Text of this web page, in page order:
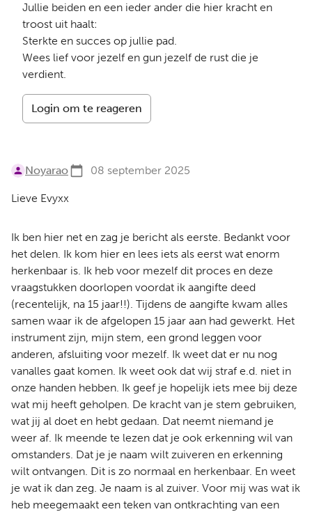
Jullie beiden en een ieder ander die hier kracht en
troost uit haalt:
Sterkte en succes op jullie pad.
Wees lief voor jezelf en gun jezelf de rust die je
verdient.
Login om te reageren
Noyarao 08 september 2025
Lieve Evyxx
Ik ben hier net en zag je bericht als eerste. Bedankt voor
het delen. Ik kom hier en lees iets als eerst wat enorm
herkenbaar is. Ik heb voor mezelf dit proces en deze
vraagstukken doorlopen voordat ik aangifte deed
(recentelijk, na 15 jaar!!). Tijdens de aangifte kwam alles
samen waar ik de afgelopen 15 jaar aan had gewerkt. Het
instrument zijn, mijn stem, een grond leggen voor
anderen, afsluiting voor mezelf. Ik weet dat er nu nog
vanalles gaat komen. Ik weet ook dat wij straf e.d. niet in
onze handen hebben. Ik geef je hopelijk iets mee bij deze
wat mij heeft geholpen. De kracht van je stem gebruiken,
wat jij al doet en hebt gedaan. Dat neemt niemand je
weer af. Ik meende te lezen dat je ook erkenning wil van
omstanders. Dat je je naam wilt zuiveren en erkenning
wilt ontvangen. Dit is zo normaal en herkenbaar. En weet
je wat ik dan zeg. Je naam is al zuiver. Voor mij was wat ik
heb meegemaakt een teken van ontkrachting van een